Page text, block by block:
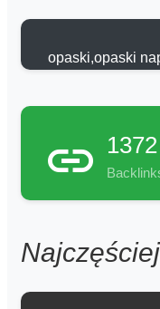
opaski,opaski
1372